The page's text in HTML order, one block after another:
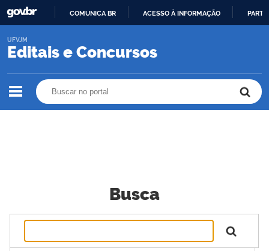
O
COMUNICA BR ACESSO À INFORMAÇÃO
Editais e Concursos
UFVJM
Busca